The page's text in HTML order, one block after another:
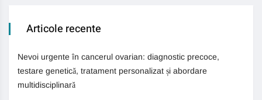
Articole recente
Nevoi urgente în cancerul ovarian: diagnostic precoce,
testare genetică, tratament personalizat și abordare
multidisciplinară